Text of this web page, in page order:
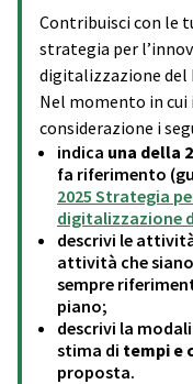
Contribuisci con le
strategia per
digitalizzazione del
Nel momento in
considerazione i
indica una della
fa riferimento
2025 Strategia
digitalizzazione
descrivi le
attività che siano
sempre
piano;
descrivi la
stima di tempi e
proposta.